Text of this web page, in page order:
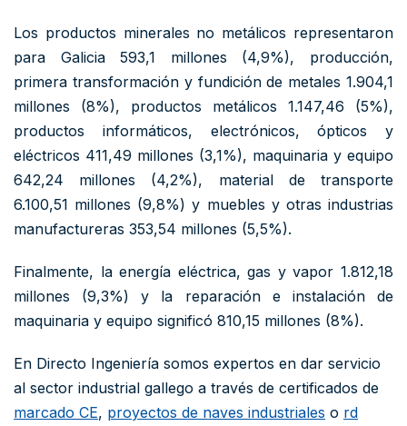
Los productos minerales no metálicos representaron
para Galicia 593,1 millones (4,9%), producción,
primera transformación y fundición de metales 1.904,1
millones (8%), productos metálicos 1.147,46 (5%),
productos informáticos, electrónicos, ópticos y
eléctricos 411,49 millones (3,1%), maquinaria y equipo
642,24 millones (4,2%), material de transporte
6.100,51 millones (9,8%) y muebles y otras industrias
manufactureras 353,54 millones (5,5%).
Finalmente, la energía eléctrica, gas y vapor 1.812,18
millones (9,3%) y la reparación e instalación de
maquinaria y equipo significó 810,15 millones (8%).
En Directo Ingeniería somos expertos en dar servicio
al sector industrial gallego a través de certificados de
marcado CE, proyectos de naves industriales o rd